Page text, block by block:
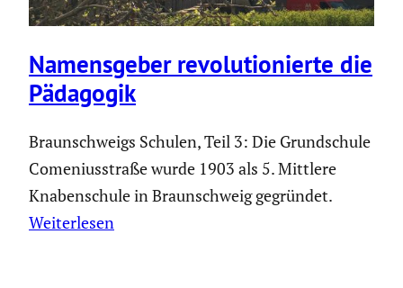
Namens­geber revolu­tio­nierte die
Pädagogik
Braunschweigs Schulen, Teil 3: Die Grundschule
Comeniusstraße wurde 1903 als 5. Mittlere
Knabenschule in Braunschweig gegründet.
Weiterlesen